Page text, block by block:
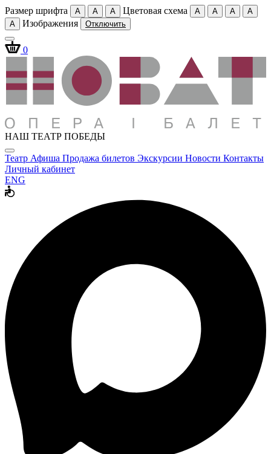
Размер шрифта A A A Цветовая схема A A A
A
A
Изображения Отключить
0
НАШ ТЕАТР ПОБЕДЫ
Театр Афиша Продажа билетов Экскурсии Новости Контакты
Личный кабинет
ENG